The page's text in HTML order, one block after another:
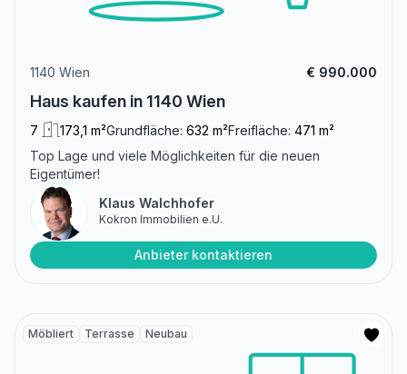
1140 Wien € 990.000
Haus kaufen in 1140 Wien
7 173,1 m²Grundfläche: 632 m²Freifläche: 471 m²
Top Lage und viele Möglichkeiten für die neuen
Eigentümer!
Klaus Walchhofer
Kokron Immobilien e.U.
Anbieter kontaktieren
Möbliert Terrasse Neubau